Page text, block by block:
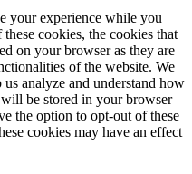
your experience while you
cookies, the cookies that
on your browser as they are
of the website. We
analyze and understand how
be stored in your browser
the option to opt-out of these
cookies may have an effect